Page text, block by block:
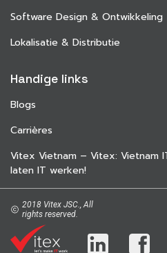
Software Design & Ontwikkeling
Lokalisatie & Distributie
Handige links
Blogs
Carrières
Vitex Vietnam – Vitex: Vietnam
laten IT werken!
2018 Vitex JSC., All
rights reserved.